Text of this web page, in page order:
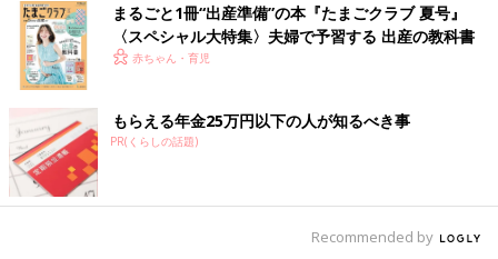
まるごと1冊“出産準備”の本『たまごクラブ 夏号』
〈スペシャル大特集〉夫婦で予習する 出産の教科書
赤ちゃん・育児
もらえる年金25万円以下の人が知るべき事
PR(くらしの話題)
Recommended by